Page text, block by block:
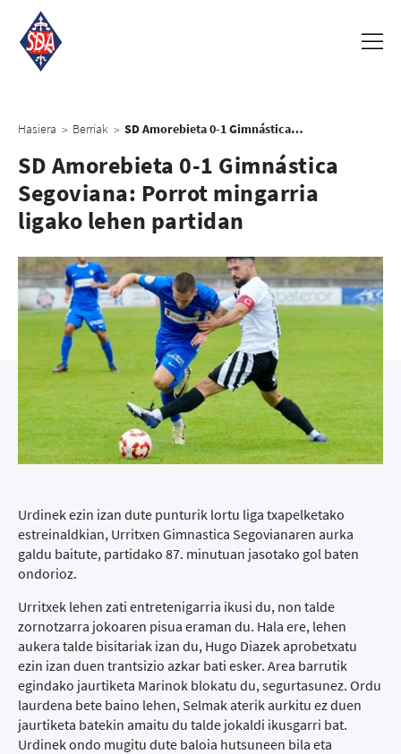
Hasiera > Berriak > SD Amorebieta 0-1 Gimnástica Segoviana: Porrot mingarria ligako lehen partidan
SD Amorebieta 0-1 Gimnástica
Segoviana: Porrot mingarria
ligako lehen partidan
Urdinek ezin izan dute punturik lortu liga txapelketako
estreinaldkian, Urritxen Gimnastica Segovianaren aurka
galdu baitute, partidako 87. minutuan jasotako gol baten
ondorioz.
Urritxek lehen zati entretenigarria ikusi du, non talde
zornotzarra jokoaren pisua eraman du. Hala ere, lehen
aukera talde bisitariak izan du, Hugo Diazek aprobetxatu
ezin izan duen trantsizio azkar bati esker. Area barrutik
egindako jaurtiketa Marinok blokatu du, segurtasunez. Ordu
laurdena bete baino lehen, Selmak aterik aurkitu ez duen
jaurtiketa batekin amaitu du talde jokaldi ikusgarri bat.
Urdinek ondo mugitu dute baloia hutsuneen bila eta